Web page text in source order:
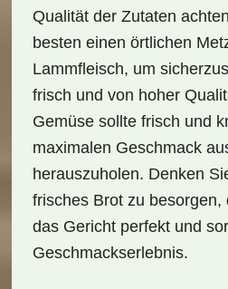
Qualität der Zutaten
besten einen örtlichen
Lammfleisch, um
frisch und von hoher
Gemüse sollte frisch und
maximalen Geschmack
herauszuholen. Denken
frisches Brot zu besorgen,
das Gericht perfekt und
Geschmackserlebnis.